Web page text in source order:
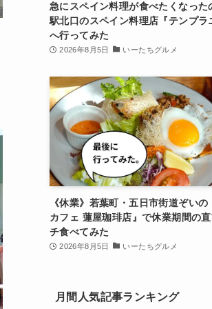
急にスペイン料理が食べたくなった
駅北口のスペイン料理店『テンプラ
へ行ってみた
2026年8月5日 いーたちグルメ
《休業》若葉町・五日市街道ぞいの
カフェ 蓮屋珈琲店』で休業期間の
チ食べてみた
2026年8月5日 いーたちグルメ
月間人気記事ランキング